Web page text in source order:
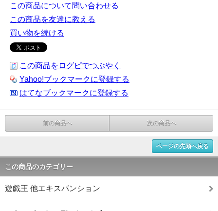
この商品について問い合わせる
この商品を友達に教える
買い物を続ける
この商品をログピでつぶやく
Yahoo!ブックマークに登録する
はてなブックマークに登録する
前の商品へ 次の商品へ
ページの先頭へ戻る
この商品のカテゴリー
遊戯王 他エキスパンション